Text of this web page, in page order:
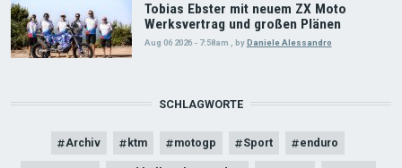
Tobias Ebster mit neuem ZX Moto
Werksvertrag und großen Plänen
Aug 06 2026 - 7:58am byDaniele Alessandro
SCHLAGWORTE
Archiv ktm motogp Sport enduro